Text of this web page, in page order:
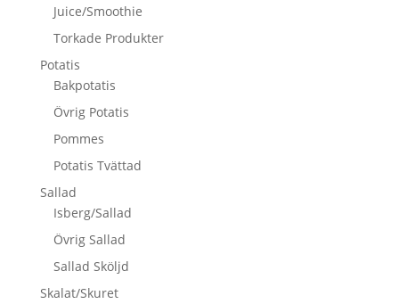
Juice/Smoothie
Torkade Produkter
Potatis
Bakpotatis
Övrig Potatis
Pommes
Potatis Tvättad
Sallad
Isberg/Sallad
Övrig Sallad
Sallad Sköljd
Skalat/Skuret